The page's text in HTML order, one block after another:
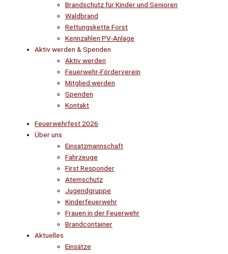
Brandschutz für Kinder und Senioren
Waldbrand
Rettungskette Forst
Kennzahlen PV-Anlage
Aktiv werden & Spenden
Aktiv werden
Feuerwehr-Förderverein
Mitglied werden
Spenden
Kontakt
Feuerwehrfest 2026
Über uns
Einsatzmannschaft
Fahrzeuge
First Responder
Atemschutz
Jugendgruppe
Kinderfeuerwehr
Frauen in der Feuerwehr
Brandcontainer
Aktuelles
Einsätze